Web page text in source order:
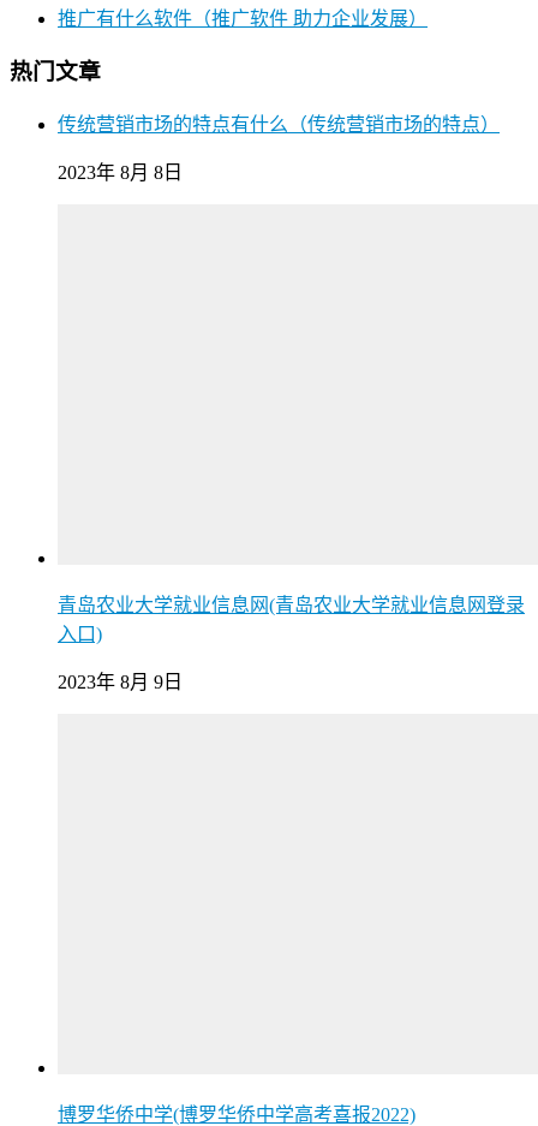
推广有什么软件（推广软件 助力企业发展）
热门文章
传统营销市场的特点有什么（传统营销市场的特点）
2023年 8月 8日
青岛农业大学就业信息网(青岛农业大学就业信息网登录
入口)
2023年 8月 9日
博罗华侨中学(博罗华侨中学高考喜报2022)